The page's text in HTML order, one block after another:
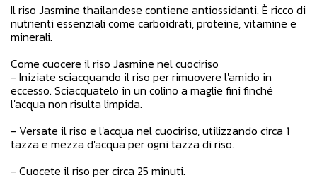
Il riso Jasmine thailandese contiene antiossidanti. È ricco di
nutrienti essenziali come carboidrati, proteine, vitamine e
minerali.
Come cuocere il riso Jasmine nel cuociriso
- Iniziate sciacquando il riso per rimuovere l'amido in
eccesso. Sciacquatelo in un colino a maglie fini finché
l'acqua non risulta limpida.
- Versate il riso e l'acqua nel cuociriso, utilizzando circa 1
tazza e mezza d'acqua per ogni tazza di riso.
- Cuocete il riso per circa 25 minuti.